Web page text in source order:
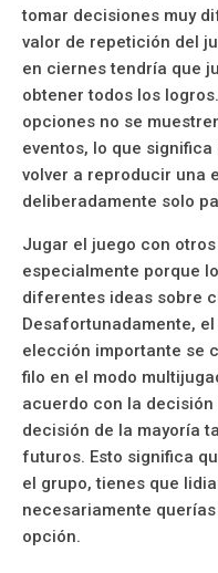
tomar decisiones muy
valor de repetición del
en ciernes tendría que
obtener todos los
opciones no se
eventos, lo que
volver a reproducir una
deliberadamente solo
Jugar el juego con
especialmente porque
diferentes ideas sobre
Desafortunadamente,
elección importante se
filo en el modo
acuerdo con la decisión
decisión de la mayoría
futuros. Esto significa
el grupo, tienes que
necesariamente
opción.